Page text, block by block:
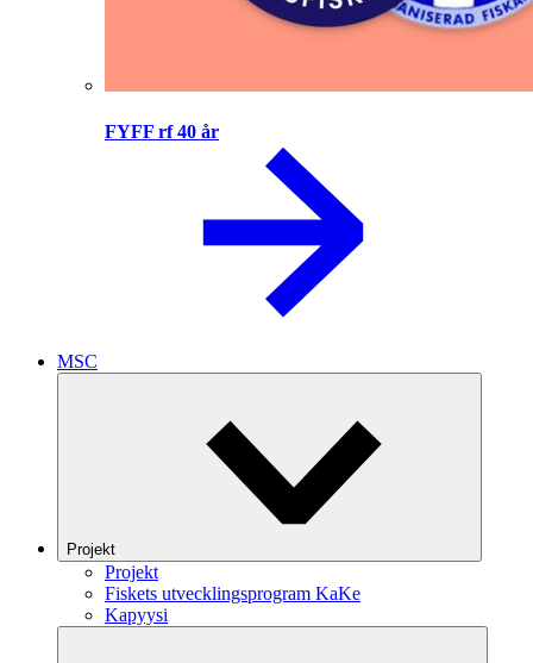
FYFF rf 40 år
MSC
Projekt
Projekt
Fiskets utvecklingsprogram KaKe
Kapyysi